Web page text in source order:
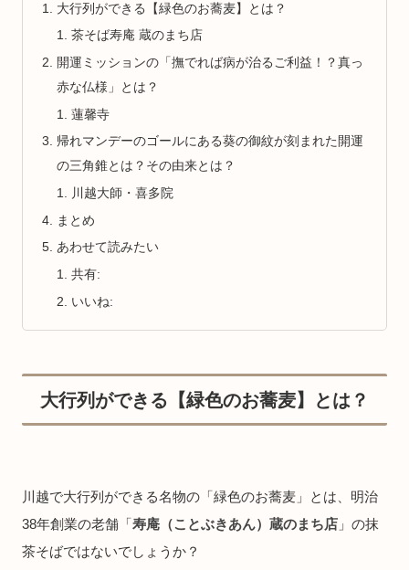
大行列ができる【緑色のお蕎麦】とは？
茶そば寿庵 蔵のまち店
開運ミッションの「撫でれば病が治るご利益！？真っ
赤な仏様」とは？
蓮馨寺
帰れマンデーのゴールにある葵の御紋が刻まれた開運
の三角錐とは？その由来とは？
川越大師・喜多院
まとめ
あわせて読みたい
共有:
いいね:
大行列ができる【緑色のお蕎麦】とは？
川越で大行列ができる名物の「緑色のお蕎麦」とは、明治
38年創業の老舗「寿庵（ことぶきあん）蔵のまち店 」の抹
茶そばではないでしょうか？